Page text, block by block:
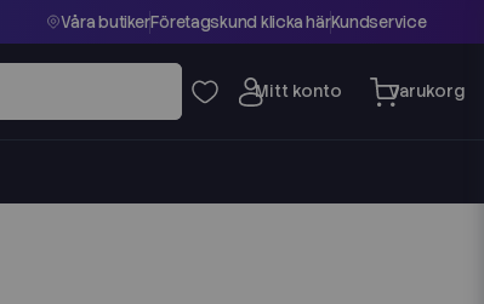
Våra butikerFöretagskund klicka härKundservice